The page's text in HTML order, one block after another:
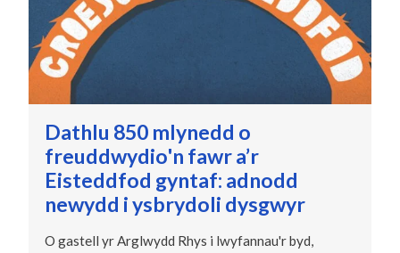
Dathlu 850 mlynedd o
freuddwydio'n fawr a’r
Eisteddfod gyntaf: adnodd
newydd i ysbrydoli dysgwyr
O gastell yr Arglwydd Rhys i lwyfannau'r byd,